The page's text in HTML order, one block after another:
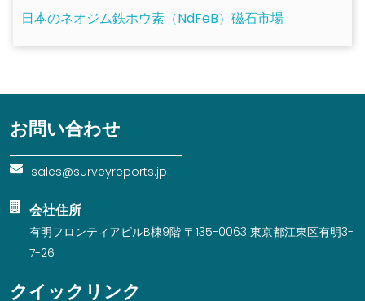
日本のネオジム鉄ホウ素（NdFeB）磁石市場
お問い合わせ
sales@surveyreports.jp
会社住所
有明フロンティアビルB棟9階 〒135-0063 東京都江東区有明3-
7-26
クイックリンク